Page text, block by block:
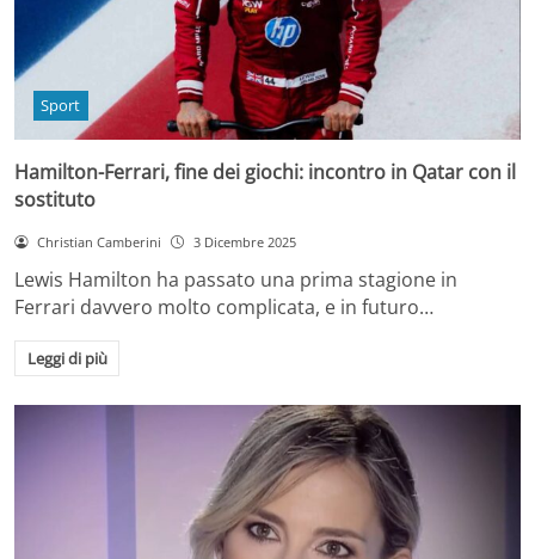
Sport
Hamilton-Ferrari, fine dei giochi: incontro in Qatar con il
sostituto
Christian Camberini 3 Dicembre 2025
Lewis Hamilton ha passato una prima stagione in
Ferrari davvero molto complicata, e in futuro…
Leggi di più